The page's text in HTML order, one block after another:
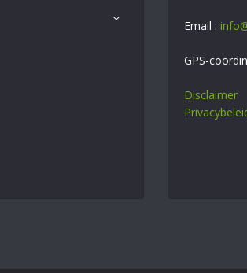
Email :
GPS-
Disclaimer